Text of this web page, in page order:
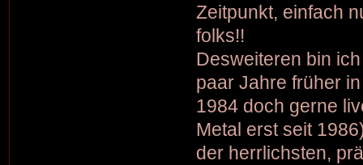
Zeitpunkt, einfach
folks!!
Desweiteren bin
paar Jahre früher
1984 doch gerne
Metal erst seit
der herrlichsten,